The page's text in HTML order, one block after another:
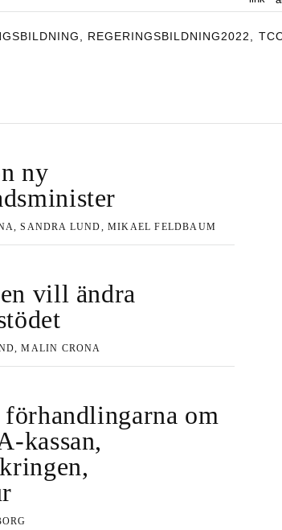
REGERINGSBILDNING2022
ny
SANDRA LUND, MIKAEL FELDBAUM
vill ändra
MALIN CRONA
om
kassan,